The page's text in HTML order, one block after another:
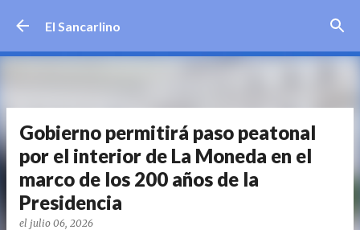
El Sancarlino
Gobierno permitirá paso peatonal
por el interior de La Moneda en el
marco de los 200 años de la
Presidencia
el julio 06, 2026